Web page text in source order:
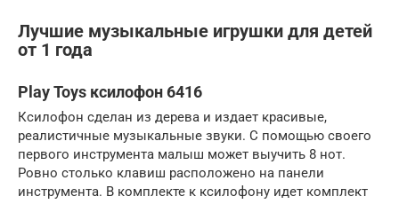
Лучшие музыкальные игрушки для детей
от 1 года
Play Toys ксилофон 6416
Ксилофон сделан из дерева и издает красивые,
реалистичные музыкальные звуки. С помощью своего
первого инструмента малыш может выучить 8 нот.
Ровно столько клавиш расположено на панели
инструмента. В комплекте к ксилофону идет комплект